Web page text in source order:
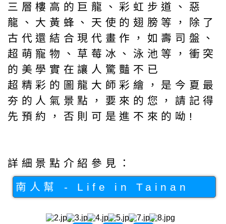
三層樓高的巨龍、彩虹步道、惡
龍、大黃蜂、天使的翅膀等，除了
古代還結合現代畫作，如壽司盤、
超萌寵物、草莓冰、泳池等，衝突
的美學實在讓人驚豔不已
超精彩的圖龍大師彩繪，是今夏最
夯的人氣景點，要來的您，請記得
先預約，否則可是進不來的呦!
詳細景點介紹參見：
南人幫 - Life in Tainan